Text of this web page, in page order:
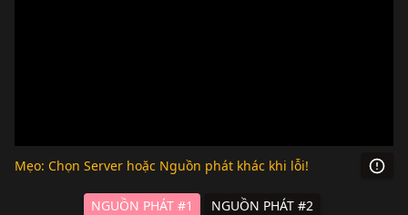
Mẹo: Chọn Server hoặc Nguồn phát khác khi lỗi!
NGUỒN PHÁT #1 NGUỒN PHÁT #2